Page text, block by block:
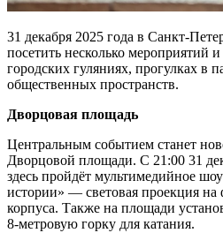
31 декабря 2025 года в Санкт-
посетить несколько мероприятий
городских гуляниях, прогулках в
общественных пространств.
Дворцовая площадь
Центральным событием станет
Дворцовой площади. С 21:00 31
здесь пройдёт мультимедийное
истории» — световая проекция на
корпуса. Также на площади
8-метровую горку для катания.